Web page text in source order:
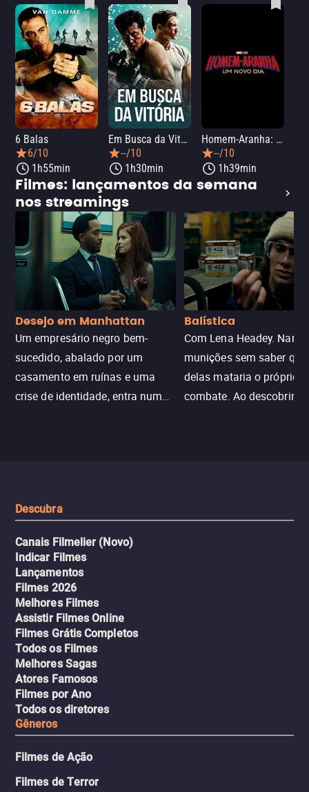
6 Balas
6/10
1h55min
Em Busca da Vitória
--/10
1h30min
Homem-Aranha: Um Novo Dia
--/10
1h39min
Filmes: lançamentos da semana
nos streamings
Desejo em Manhattan
Um empresário negro bem-
sucedido, abalado por um
casamento em ruínas e uma
crise de identidade, entra num
Balística
Com Lena Headey.
munições sem saber
delas mataria o próprio
combate. Ao descobrir a
Descubra
Canais Filmelier (Novo)
Indicar Filmes
Lançamentos
Filmes 2026
Melhores Filmes
Assistir Filmes Online
Filmes Grátis Completos
Todos os Filmes
Melhores Sagas
Atores Famosos
Filmes por Ano
Todos os diretores
Gêneros
Filmes de Ação
Filmes de Terror